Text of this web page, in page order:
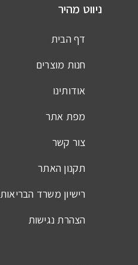
ניווט מהיר
דף הבית
חנות מוצרים
אודותינו
מפת אתר
צור קשר
תקנון האתר
רישיון משרד הבריאות
הצהרת נגישות